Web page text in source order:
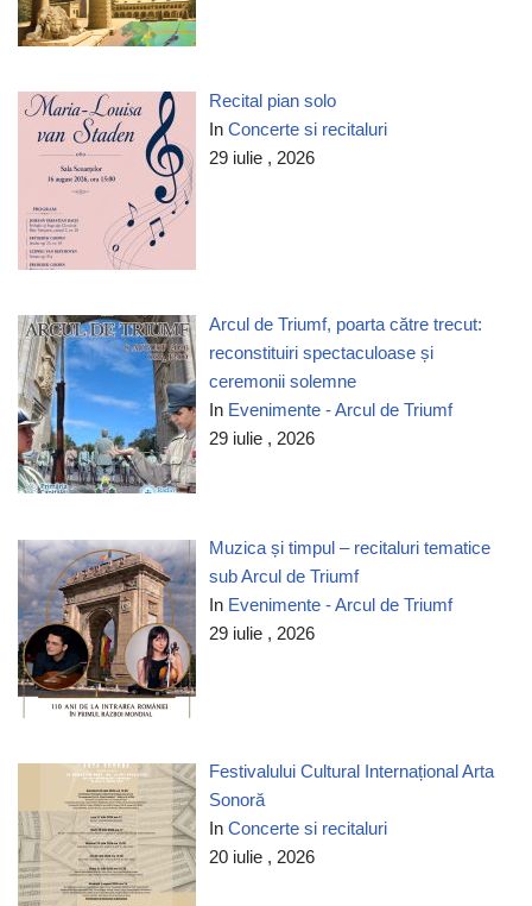
Recital pian solo
InConcerte si recitaluri
29 iulie , 2026
Arcul de Triumf, poarta către trecut:
reconstituiri spectaculoase și
ceremonii solemne
In Evenimente - Arcul de Triumf
29 iulie , 2026
Muzica și timpul – recitaluri tematice
sub Arcul de Triumf
In Evenimente - Arcul de Triumf
29 iulie , 2026
Festivalului Cultural Internațional Arta
Sonoră
InConcerte si recitaluri
20 iulie , 2026